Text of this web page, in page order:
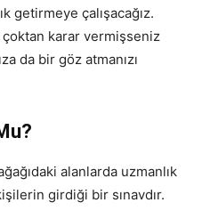
getirmeye çalışacağız.
çoktan karar vermişseniz
da bir göz atmanızı
alanlarda uzmanlık
girdiği bir sınavdır.